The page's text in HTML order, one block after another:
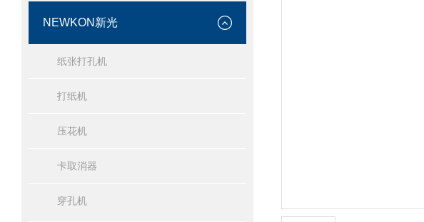
NEWKON新光
纸张打孔机
打纸机
压花机
卡取消器
穿孔机